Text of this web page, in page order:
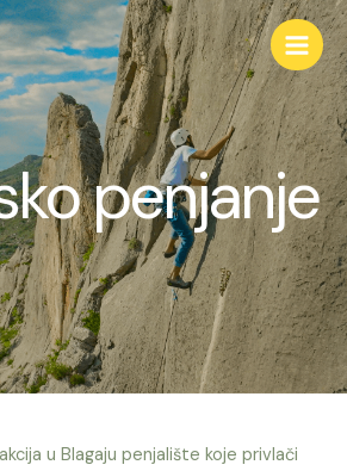
penjanje
u Blagaju penjalište koje privlači